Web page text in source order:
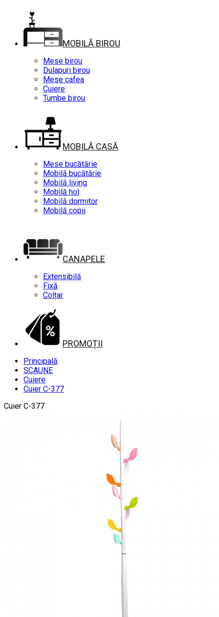
MOBILĂ BIROU
Mese birou
Dulapuri birou
Mese cafea
Cuiere
Tumbe birou
MOBILĂ CASĂ
Mese bucătărie
Mobilă bucătărie
Mobilă living
Mobilă hol
Mobilă dormitor
Mobilă copii
CANAPELE
Extensibilă
Fixă
Colțar
PROMOȚII
Principală
SCAUNE
Cuiere
Cuier C-377
Cuier C-377